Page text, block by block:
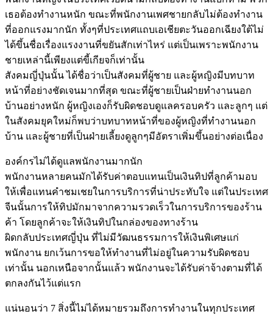
เธอต้องทำงานหนัก ขณะที่พนักงานเพศชายกลับไม่ต้องทำงาน
ที่ออกแรงมากนัก ทั้งๆที่ประเทศแถบเอเชียตะวันออกเฉียงใต้ไม่
ได้ขึ้นชื่อเรื่องแรงงานที่ขยันสักเท่าไหร่ แต่เป็นเพราะพนักงาน
ชายเหล่านี้เพียงแต่ขี้เกียจก็เท่านั้น
สังคมญี่ปุ่นนั้น ได้ชื่อว่าเป็นสังคมที่ผู้ชาย และผู้หญิงมีบทบาท
หน้าที่อย่างชัดเจนมากที่สุด ขณะที่ผู้ชายเป็นฝ่ายทำงานนอก
บ้านอย่างหนัก ผู้หญิงเองก็รับผิดชอบดูแลครอบครัว และลูกๆ แต่
ในสังคมยุคใหม่ก็พบว่าบทบาทหน้าที่ของผู้หญิงที่ทำงานนอก
บ้าน และผู้ชายที่เป็นฝ่ายเลี้ยงดูลูกๆมีอัตราเพิ่มขึ้นอย่างต่อเนื่อง
องค์กรไม่ได้ดูแลพนักงานมากนัก
พนักงานหลายคนมักได้รับค่าตอบแทนเป็นเงินทิปที่ลูกค้ามอบ
ให้เพื่อแทนคำชมเชยในการบริการที่น่าประทับใจ แต่ในประเทศ
จีนนั้นการให้ทิปมักมาจากความรวดเร็วในการบริการของร้าน
ค้า โดยลูกค้าจะให้เงินทิปในกล่องของทางร้าน
ผิดกลับประเทศญี่ปุ่น ที่ไม่มีวัฒนธรรมการให้เงินพิเศษแก่
พนักงาน ยกเว้นการขอให้ทำงานที่ไม่อยู่ในความรับผิดชอบ
เท่านั้น นอกเหนือจากนั้นแล้ว พนักงานจะได้รับค่าจ้างตามที่ได้
ตกลงกันไว้แต่แรก
แน่นอนว่า 7 สิ่งนี้ไม่ได้หมายรวมถึงการทำงานในทุกประเทศ